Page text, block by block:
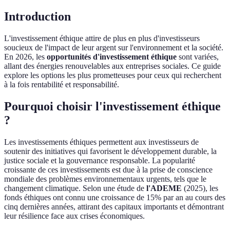
Introduction
L'investissement éthique attire de plus en plus d'investisseurs
soucieux de l'impact de leur argent sur l'environnement et la société.
En 2026, les opportunités d'investissement éthique sont variées,
allant des énergies renouvelables aux entreprises sociales. Ce guide
explore les options les plus prometteuses pour ceux qui recherchent
à la fois rentabilité et responsabilité.
Pourquoi choisir l'investissement éthique
?
Les investissements éthiques permettent aux investisseurs de
soutenir des initiatives qui favorisent le développement durable, la
justice sociale et la gouvernance responsable. La popularité
croissante de ces investissements est due à la prise de conscience
mondiale des problèmes environnementaux urgents, tels que le
changement climatique. Selon une étude de l'ADEME (2025), les
fonds éthiques ont connu une croissance de 15% par an au cours des
cinq dernières années, attirant des capitaux importants et démontrant
leur résilience face aux crises économiques.